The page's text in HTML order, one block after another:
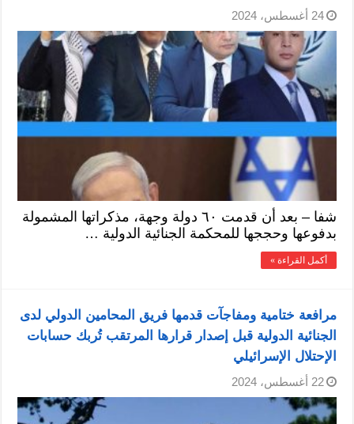
24 أغسطس، 2024
شفا – بعد أن قدمت ٦٠ دولة وجهة، مذكراتها المشمولة
بدفوعها وحججها للمحكمة الجنائية الدولية …
أكمل القراءة »
مرافعة ختامية ومفاجآت قدمها فريق المحامين الدولي لدى
الجنائية الدولية قبل إصدار قرارها المرتقب تُربك حسابات
الإحتلال الإسرائيلي
22 أغسطس، 2024